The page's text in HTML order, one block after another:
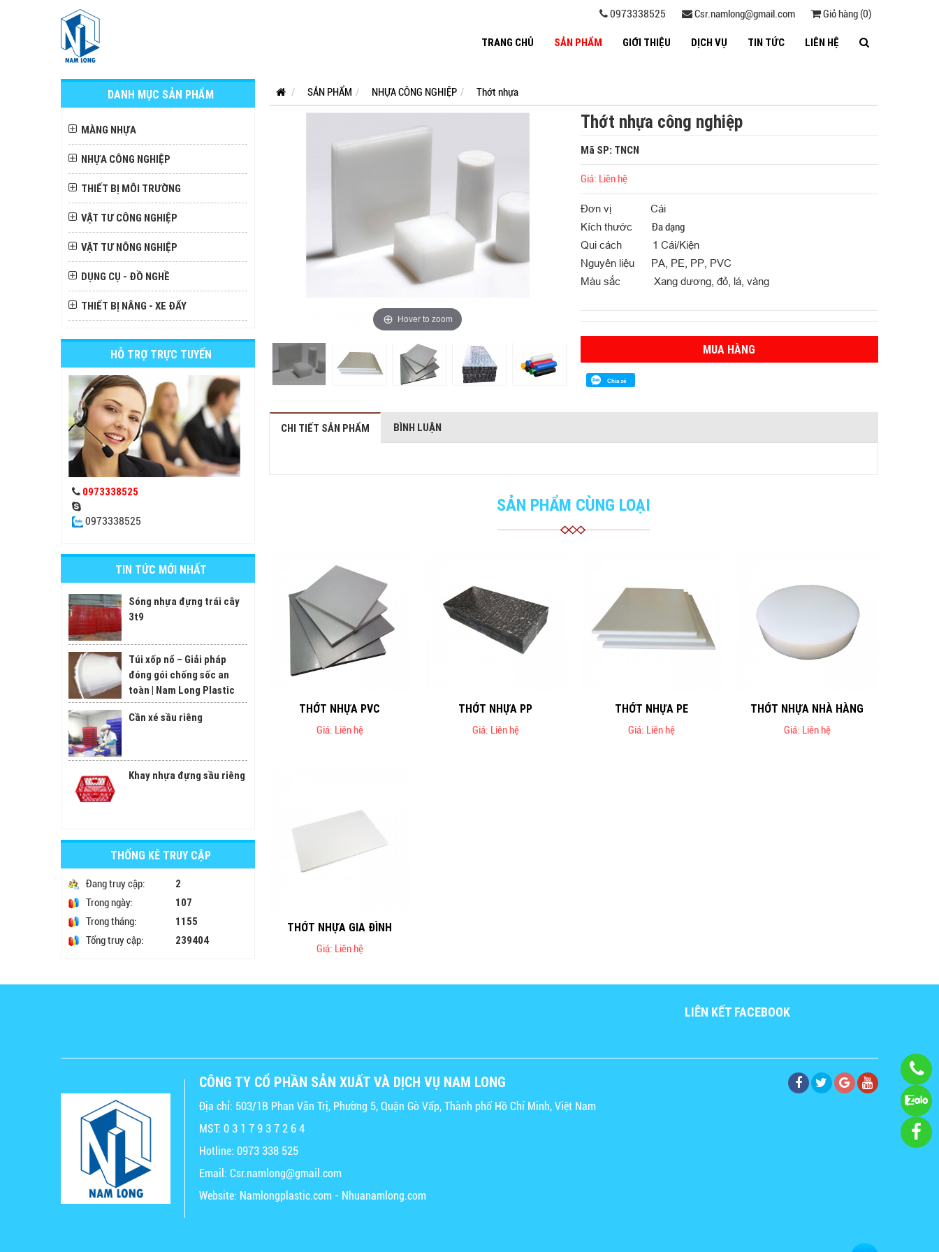
0973338525 Csr.namlong@gmail.com Giỏ hàng (0)
TRANG CHỦ SẢN PHẨM GIỚI THIỆU DỊCH VỤ TIN TỨC LIÊN HỆ
DANH MỤC SẢN PHẨM
MÀNG NHỰA
NHỰA CÔNG NGHIỆP
THIẾT BỊ MÔI TRƯỜNG
VẬT TƯ CÔNG NGHIỆP
VẬT TƯ NÔNG NGHIỆP
DỤNG CỤ - ĐỒ NGHỀ
THIẾT BỊ NÂNG - XE ĐẨY
HỖ TRỢ TRỰC TUYẾN
0973338525
0973338525
TIN TỨC MỚI NHẤT
Sóng nhựa đựng trái cây
3t9
Túi xốp nổ – Giải pháp
đóng gói chống sốc an
toàn | Nam Long Plastic
Cần xé sầu riêng
Khay nhựa đựng sầu riêng
THỐNG KÊ TRUY CẬP
Đang truy cập: 2
Trong ngày: 107
Trong tháng: 1155
Tổng truy cập: 239404
SẢN PHẨM NHỰA CÔNG NGHIỆP Thớt nhựa
Hover to zoom
Thớt nhựa công nghiệp
Mã SP: TNCN
Giá: Liên hệ
Đơn vị Cái
Kích thước Đa dạng
Qui cách 1 Cái/Kiện
Nguyên liệu PA, PE, PP, PVC
Màu sắc Xang dương, đỏ, lá, vàng
MUA HÀNG
Chia sẻ
CHI TIẾT SẢN PHẨM BÌNH LUẬN
SẢN PHẨM CÙNG LOẠI
THỚT NHỰA PVC
Giá: Liên hệ
THỚT NHỰA PP
Giá: Liên hệ
THỚT NHỰA PE
Giá: Liên hệ
THỚT NHỰA NHÀ HÀNG
Giá: Liên hệ
THỚT NHỰA GIA ĐÌNH
Giá: Liên hệ
LIÊN KẾT FACEBOOK
CÔNG TY CỔ PHẦN SẢN XUẤT VÀ DỊCH VỤ NAM LONG
Địa chỉ: 503/1B Phan Văn Trị, Phường 5, Quận Gò Vấp, Thành phố Hồ Chí Minh, Việt Nam
MST: 0 3 1 7 9 3 7 2 6 4
Hotline: 0973 338 525
Email: Csr.namlong@gmail.com
Website: Namlongplastic.com - Nhuanamlong.com